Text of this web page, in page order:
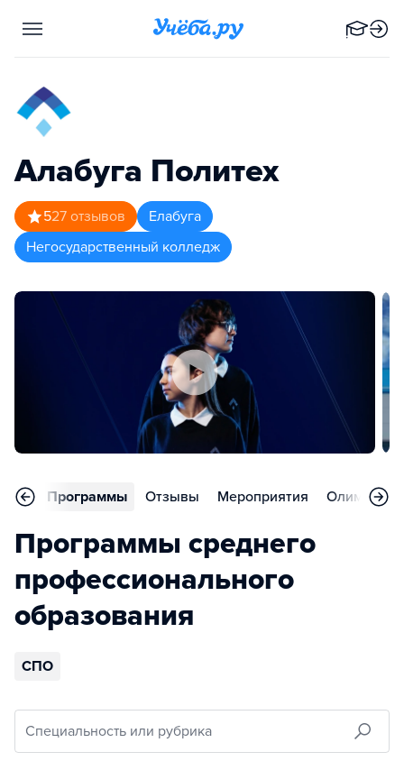
Алабуга Политех
527 отзывов
Елабуга
Негосударственный колледж
Программы Отзывы Мероприятия
Программы среднего
профессионального
образования
СПО
Специальность или рубрика